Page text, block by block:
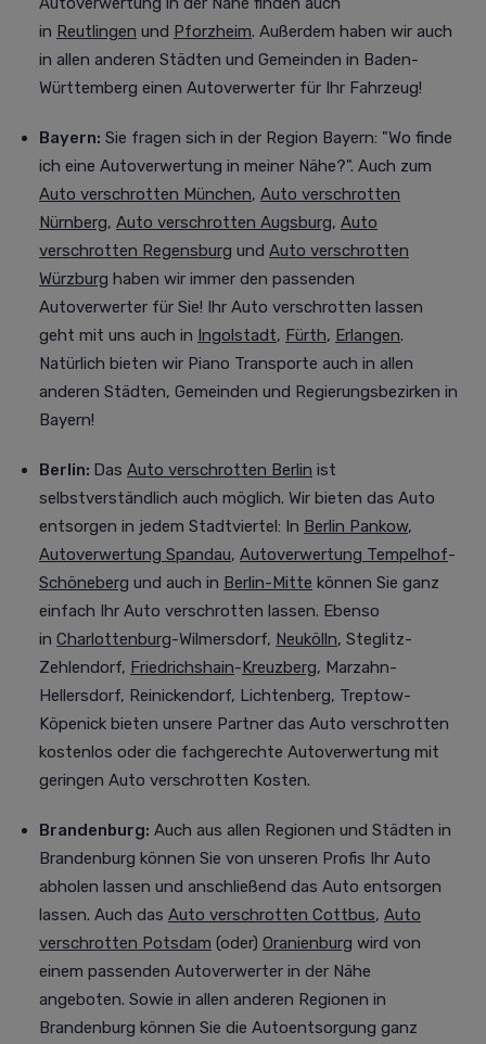
in Reutlingen und Pforzheim. Außerdem haben wir auch
in allen anderen Städten und Gemeinden in Baden-
Württemberg einen Autoverwerter für Ihr Fahrzeug!
Bayern: Sie fragen sich in der Region Bayern: "Wo finde
ich eine Autoverwertung in meiner Nähe?". Auch zum
Auto verschrotten München, Auto verschrotten
Nürnberg, Auto verschrotten Augsburg, Auto
verschrotten Regensburg und Auto verschrotten
Würzburg haben wir immer den passenden
Autoverwerter für Sie! Ihr Auto verschrotten lassen
geht mit uns auch in Ingolstadt, Fürth, Erlangen.
Natürlich bieten wir Piano Transporte auch in allen
anderen Städten, Gemeinden und Regierungsbezirken in
Bayern!
Berlin: Das Auto verschrotten Berlin ist
selbstverständlich auch möglich. Wir bieten das Auto
entsorgen in jedem Stadtviertel: In Berlin Pankow,
Autoverwertung Spandau, Autoverwertung Tempelhof-
Schöneberg und auch in Berlin-Mitte können Sie ganz
einfach Ihr Auto verschrotten lassen. Ebenso
in Charlottenburg-Wilmersdorf, Neukölln, Steglitz-
Zehlendorf, Friedrichshain-Kreuzberg, Marzahn-
Hellersdorf, Reinickendorf, Lichtenberg, Treptow-
Köpenick bieten unsere Partner das Auto verschrotten
kostenlos oder die fachgerechte Autoverwertung mit
geringen Auto verschrotten Kosten.
Brandenburg: Auch aus allen Regionen und Städten in
Brandenburg können Sie von unseren Profis Ihr Auto
abholen lassen und anschließend das Auto entsorgen
lassen. Auch das Auto verschrotten Cottbus, Auto
verschrotten Potsdam (oder) Oranienburg wird von
einem passenden Autoverwerter in der Nähe
angeboten. Sowie in allen anderen Regionen in
Brandenburg können Sie die Autoentsorgung ganz